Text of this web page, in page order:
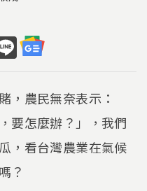
Li
n
e
，農民無奈表示：
要怎麼辦？」，我們
，看台灣農業在氣候
？